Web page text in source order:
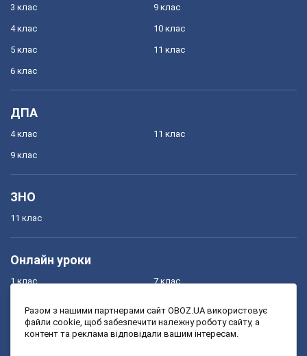
3 клас
4 клас
5 клас
6 клас
9 клас
10 клас
11 клас
ДПА
4 клас
9 клас
11 клас
ЗНО
11 клас
Онлайн уроки
1 клас
3 клас
7 клас
9 клас
Разом з нашими партнерами сайт OBOZ.UA використовує
файли cookie, щоб забезпечити належну роботу сайту, а
контент та реклама відповідали вашим інтересам.